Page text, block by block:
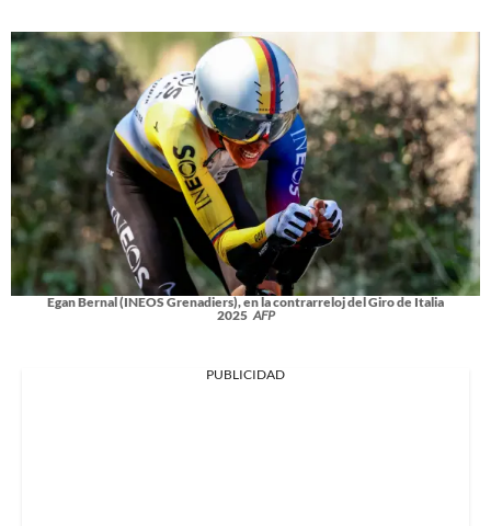
Egan Bernal (INEOS Grenadiers), en la contrarreloj del Giro de Italia
2025 AFP
PUBLICIDAD